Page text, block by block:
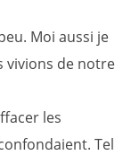
Moi aussi je
vivions de notre
les
Tel